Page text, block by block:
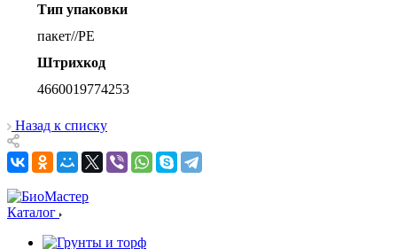
Тип упаковки
пакет//PE
Штрихкод
4660019774253
Назад к списку
Каталог